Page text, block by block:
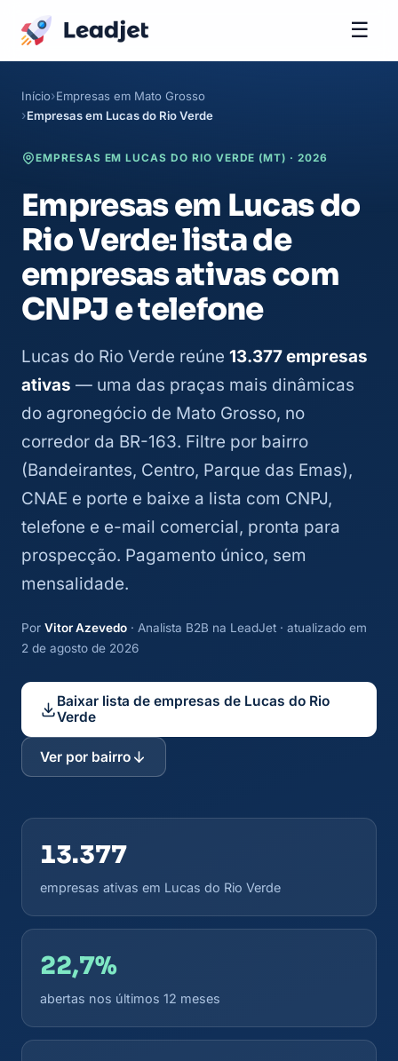
☰
Início Empresas em Mato Grosso
Empresas em Lucas do Rio Verde
EMPRESAS EM LUCAS DO RIO VERDE (MT) · 2026
Empresas em Lucas do
Rio Verde: lista de
empresas ativas com
CNPJ e telefone
Lucas do Rio Verde reúne 13.377 empresas
ativas — uma das praças mais dinâmicas
do agronegócio de Mato Grosso, no
corredor da BR-163. Filtre por bairro
(Bandeirantes, Centro, Parque das Emas),
CNAE e porte e baixe a lista com CNPJ,
telefone e e-mail comercial, pronta para
prospecção. Pagamento único, sem
mensalidade.
Por Vitor Azevedo · Analista B2B na LeadJet · atualizado em
2 de agosto de 2026
Baixar lista de empresas de Lucas do Rio
Verde
Ver por bairro
13.377
empresas ativas em Lucas do Rio Verde
22,7%
abertas nos últimos 12 meses